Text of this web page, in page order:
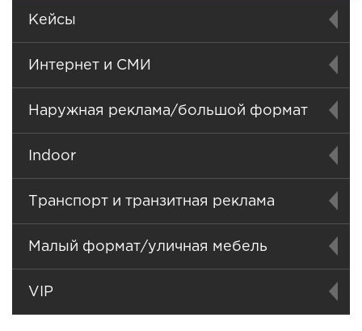
Кейсы
Интернет и СМИ
Наружная реклама/большой формат
Indoor
Транспорт и транзитная реклама
Малый формат/уличная мебель
VIP